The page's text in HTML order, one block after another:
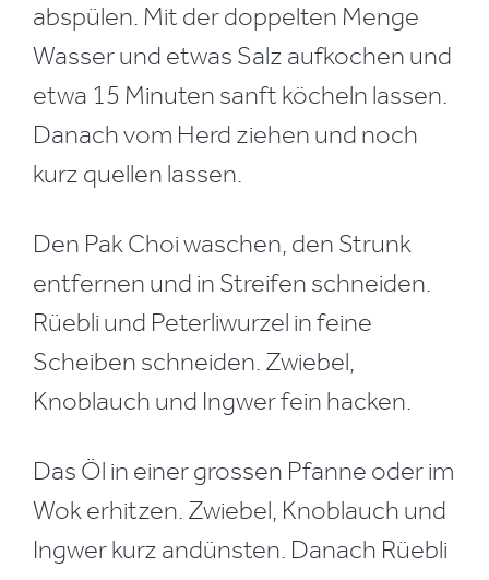
abspülen. Mit der doppelten Menge
Wasser und etwas Salz aufkochen und
etwa 15 Minuten sanft köcheln lassen.
Danach vom Herd ziehen und noch
kurz quellen lassen.
Den Pak Choi waschen, den Strunk
entfernen und in Streifen schneiden.
Rüebli und Peterliwurzel in feine
Scheiben schneiden. Zwiebel,
Knoblauch und Ingwer fein hacken.
Das Öl in einer grossen Pfanne oder im
Wok erhitzen. Zwiebel, Knoblauch und
Ingwer kurz andünsten. Danach Rüebli